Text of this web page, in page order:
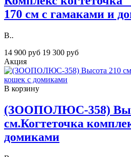
170 см с гамаками и
В..
14 900 руб 19 300 руб
Акция
В корзину
(ЗOOПOЛЮС-358)
см.Когтеточка
домиками